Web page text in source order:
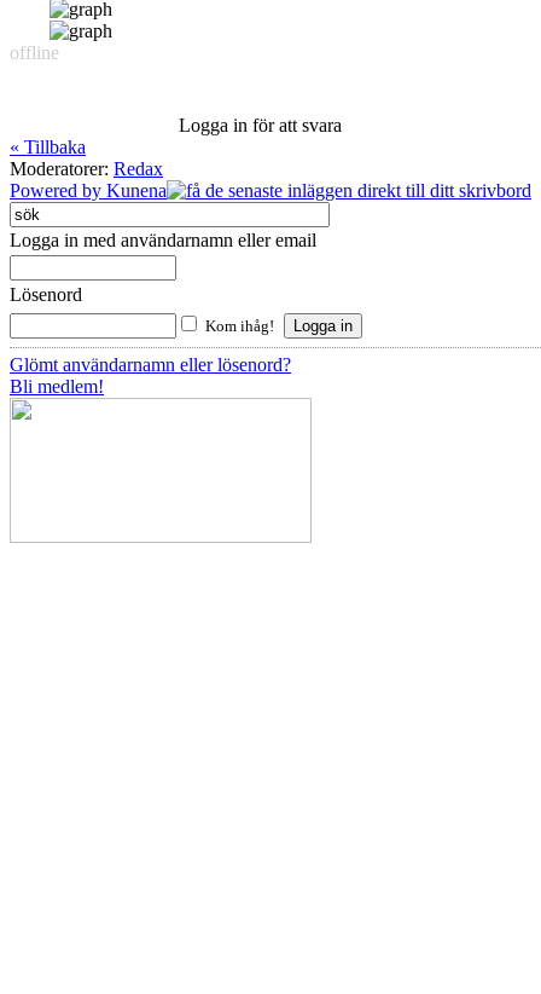
offline
Logga in för att svara
« Tillbaka
Moderatorer: Redax
Powered by Kunena
Logga in med användarnamn eller email
Lösenord
Kom ihåg!
Glömt användarnamn eller lösenord?
Bli medlem!